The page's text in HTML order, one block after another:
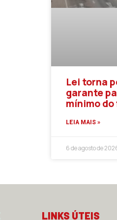
Lei torna
garante
mínimo
LEIA MAIS »
6 de agosto de
LINKS ÚTEIS